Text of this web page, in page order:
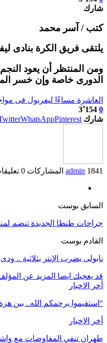
شارك
كتب / آسر محمد
يلتقى فريق الكرة بنادى
ومن المنتظر أن يعود
الدورى خاصة وإن خسر
العاشرة مساءًا ليفربول فى
0 3٬154
شارك
WhatsAppPinterest
admin 1841 المشاركات 0 تعليقات
السابق بوست
جراحات طنطا الجديدة تنضم
القادم بوست
نابولى يضرب الإنتر بثلاثية
قد يعجبك ايضا المزيد عن
أخر الاخبار
“استقيموا يرحمكم الله.. بين
أخر الاخبار
طهران تنفي المفاوضات مع